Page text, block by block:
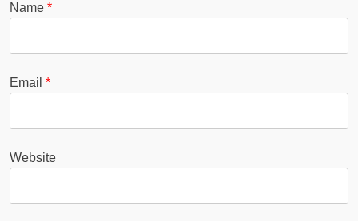
Name *
Email *
Website